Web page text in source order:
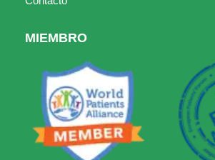
MIEMBRO